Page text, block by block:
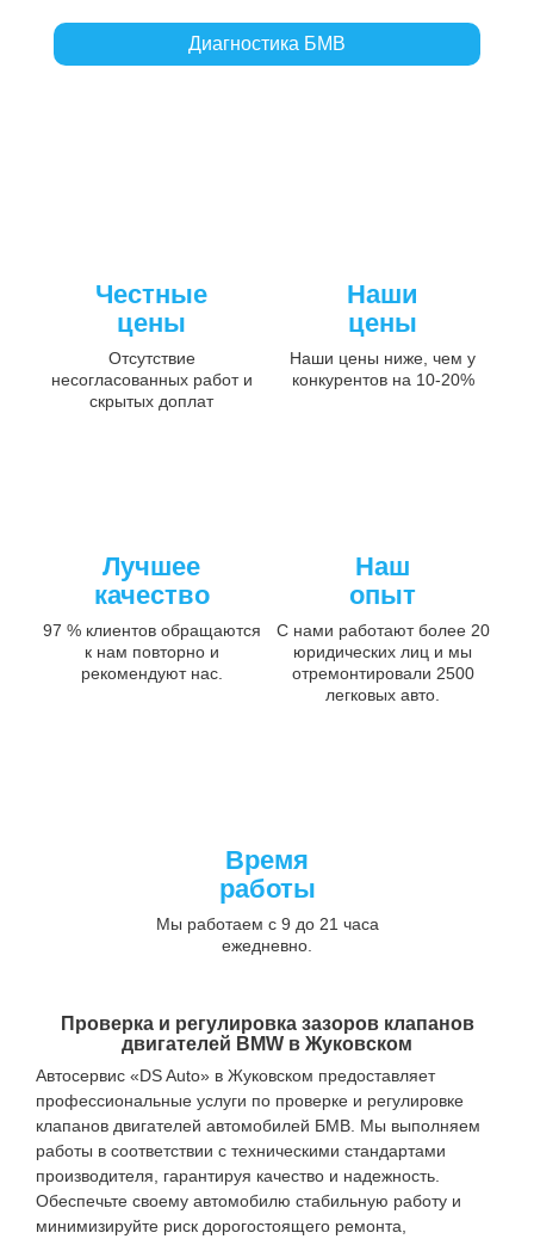
Диагностика БМВ
Честные
цены
Отсутствие
несогласованных работ и
скрытых доплат
Наши
цены
Наши цены ниже, чем у
конкурентов на 10-20%
Лучшее
качество
97 % клиентов обращаются
к нам повторно и
рекомендуют нас.
Наш
опыт
С нами работают более 20
юридических лиц и мы
отремонтировали 2500
легковых авто.
Время
работы
Мы работаем с 9 до 21 часа
ежедневно.
Проверка и регулировка зазоров клапанов
двигателей BMW в Жуковском
Автосервис «DS Auto» в Жуковском предоставляет
профессиональные услуги по проверке и регулировке
клапанов двигателей автомобилей БМВ. Мы выполняем
работы в соответствии с техническими стандартами
производителя, гарантируя качество и надежность.
Обеспечьте своему автомобилю стабильную работу и
минимизируйте риск дорогостоящего ремонта,